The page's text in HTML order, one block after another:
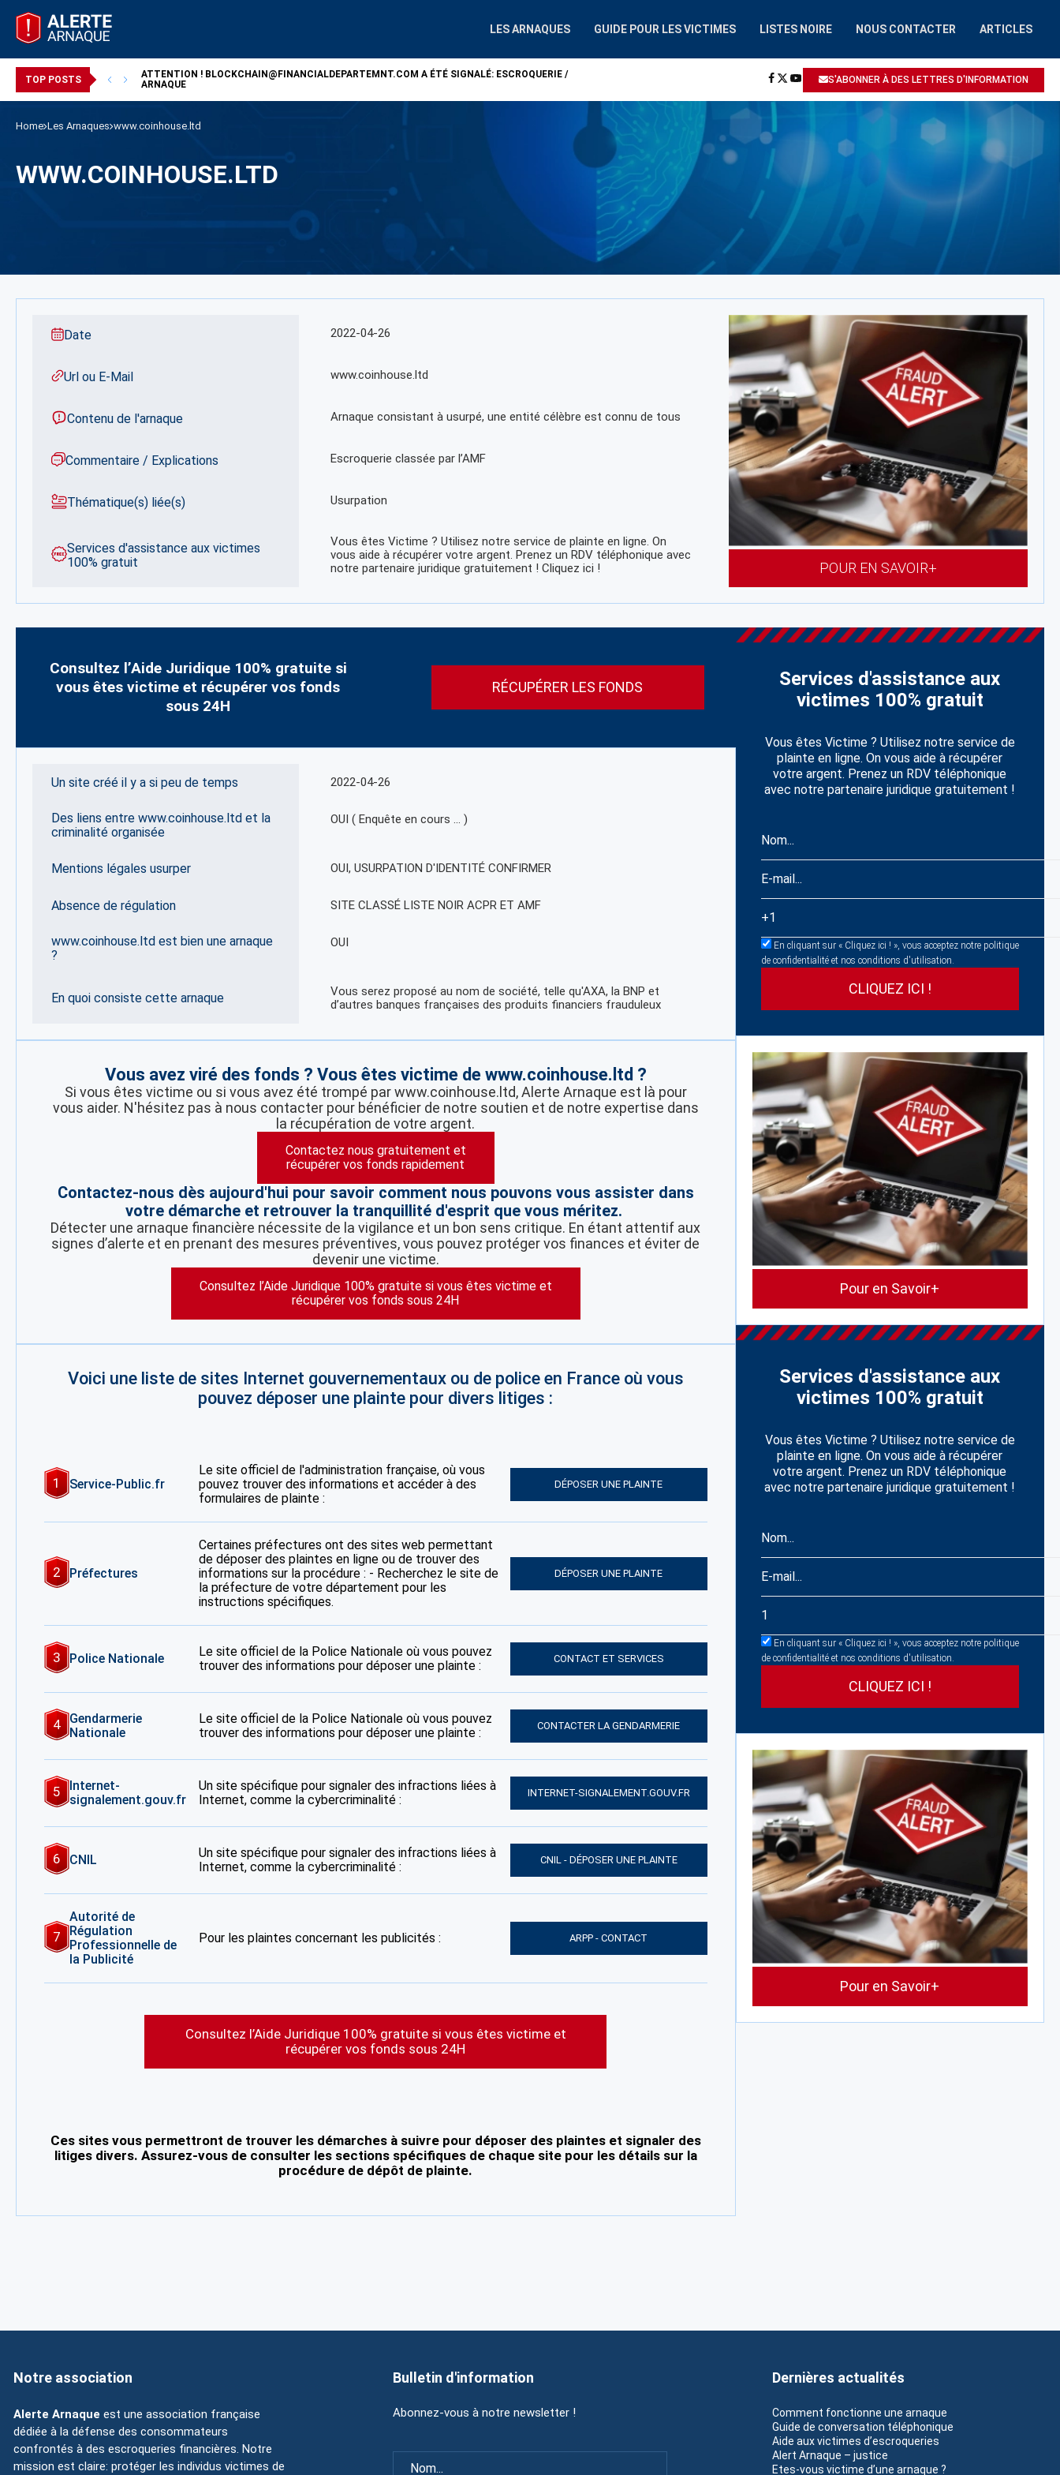
LES ARNAQUES GUIDE POUR LES VICTIMES LISTES NOIRE NOUS CONTACTER ARTICLES
TOP POSTS ATTENTION ! BLOCKCHAIN@FINANCIALDEPARTEMNT.COM A ÉTÉ SIGNALÉ: ESCROQUERIE /
ARNAQUE
ALPHAAIROBOT.COMA ÉTÉ SIGNALÉ: ESCROQUERIE / ARNAQUE
S'ABONNER À DES LETTRES D'INFORMATION
Home Les Arnaques www.coinhouse.ltd
WWW.COINHOUSE.LTD
Date 2022-04-26
Url ou E-Mail www.coinhouse.ltd
Contenu de l'arnaque Arnaque consistant à usurpé, une entité célèbre est connu de tous
Commentaire / Explications Escroquerie classée par l’AMF
Thématique(s) liée(s) Usurpation
Services d'assistance aux victimes
100% gratuit
Vous êtes Victime ? Utilisez notre service de plainte en ligne. On
vous aide à récupérer votre argent. Prenez un RDV téléphonique avec
notre partenaire juridique gratuitement ! Cliquez ici !
POUR EN SAVOIR+
Consultez l’Aide Juridique 100% gratuite si
vous êtes victime et récupérer vos fonds
sous 24H
RÉCUPÉRER LES FONDS
Un site créé il y a si peu de temps 2022-04-26
Des liens entre www.coinhouse.ltd et la
criminalité organisée
OUI ( Enquête en cours … )
Mentions légales usurper OUI, USURPATION D'IDENTITÉ CONFIRMER
Absence de régulation SITE CLASSÉ LISTE NOIR ACPR ET AMF
www.coinhouse.ltd est bien une arnaque
?
OUI
En quoi consiste cette arnaque
Vous serez proposé au nom de société, telle qu'AXA, la BNP et
d’autres banques françaises des produits financiers frauduleux
Vous avez viré des fonds ? Vous êtes victime de www.coinhouse.ltd ?
Si vous êtes victime ou si vous avez été trompé par www.coinhouse.ltd, Alerte Arnaque est là pour
vous aider. N'hésitez pas à nous contacter pour bénéficier de notre soutien et de notre expertise dans
la récupération de votre argent.
Contactez nous gratuitement et
récupérer vos fonds rapidement
Contactez-nous dès aujourd'hui pour savoir comment nous pouvons vous assister dans
votre démarche et retrouver la tranquillité d'esprit que vous méritez.
Détecter une arnaque financière nécessite de la vigilance et un bon sens critique. En étant attentif aux
signes d’alerte et en prenant des mesures préventives, vous pouvez protéger vos finances et éviter de
devenir une victime.
Consultez l’Aide Juridique 100% gratuite si vous êtes victime et
récupérer vos fonds sous 24H
Voici une liste de sites Internet gouvernementaux ou de police en France où vous
pouvez déposer une plainte pour divers litiges :
1 Service-Public.fr
Le site officiel de l'administration française, où vous
pouvez trouver des informations et accéder à des
formulaires de plainte :
DÉPOSER UNE PLAINTE
2 Préfectures
Certaines préfectures ont des sites web permettant
de déposer des plaintes en ligne ou de trouver des
informations sur la procédure : - Recherchez le site de
la préfecture de votre département pour les
instructions spécifiques.
DÉPOSER UNE PLAINTE
3 Police Nationale
Le site officiel de la Police Nationale où vous pouvez
trouver des informations pour déposer une plainte :
CONTACT ET SERVICES
4
Gendarmerie
Nationale
Le site officiel de la Police Nationale où vous pouvez
trouver des informations pour déposer une plainte :
CONTACTER LA GENDARMERIE
5
Internet-
signalement.gouv.fr
Un site spécifique pour signaler des infractions liées à
Internet, comme la cybercriminalité :
INTERNET-SIGNALEMENT.GOUV.FR
6 CNIL
Un site spécifique pour signaler des infractions liées à
Internet, comme la cybercriminalité :
CNIL - DÉPOSER UNE PLAINTE
7
Autorité de
Régulation
Professionnelle de
la Publicité
Pour les plaintes concernant les publicités : ARPP - CONTACT
Consultez l’Aide Juridique 100% gratuite si vous êtes victime et
récupérer vos fonds sous 24H
Ces sites vous permettront de trouver les démarches à suivre pour déposer des plaintes et signaler des
litiges divers. Assurez-vous de consulter les sections spécifiques de chaque site pour les détails sur la
procédure de dépôt de plainte.
Services d'assistance aux
victimes 100% gratuit
Vous êtes Victime ? Utilisez notre service de
plainte en ligne. On vous aide à récupérer
votre argent. Prenez un RDV téléphonique
avec notre partenaire juridique gratuitement !
En cliquant sur « Cliquez ici ! », vous acceptez notre politique
de confidentialité et nos conditions d'utilisation.
Pour en Savoir+
Services d'assistance aux
victimes 100% gratuit
Vous êtes Victime ? Utilisez notre service de
plainte en ligne. On vous aide à récupérer
votre argent. Prenez un RDV téléphonique
avec notre partenaire juridique gratuitement !
En cliquant sur « Cliquez ici ! », vous acceptez notre politique
de confidentialité et nos conditions d'utilisation.
Pour en Savoir+
Notre association
Alerte Arnaque est une association française
dédiée à la défense des consommateurs
confrontés à des escroqueries financières. Notre
mission est claire: protéger les individus victimes de
Bulletin d'information
Abonnez-vous à notre newsletter !
Dernières actualités
Comment fonctionne une arnaque
Guide de conversation téléphonique
Aide aux victimes d’escroqueries
Alert Arnaque – justice
Etes-vous victime d’une arnaque ?